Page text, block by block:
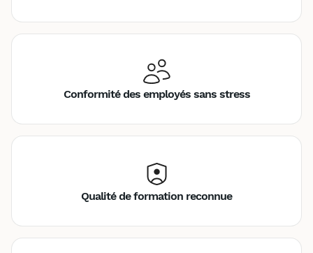
Conformité des employés sans stress
Qualité de formation reconnue